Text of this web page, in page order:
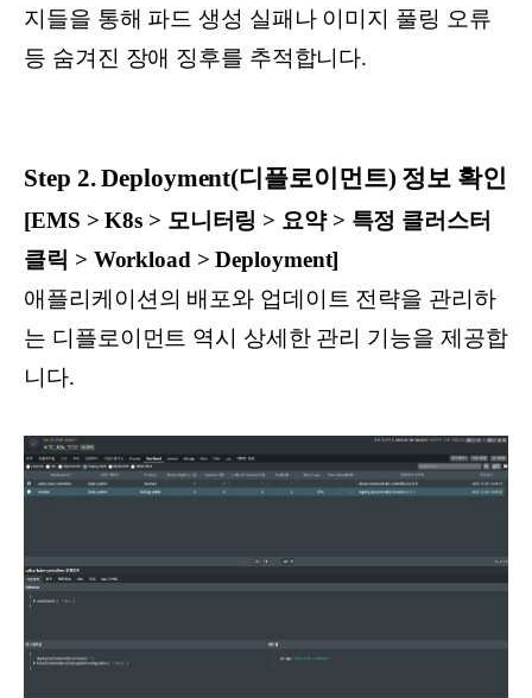
지들을 통해 파드 생성 실패나 이미지 풀링 오류
등 숨겨진 장애 징후를 추적합니다.
Step 2. Deployment(디플로이먼트) 정보 확인
[EMS > K8s > 모니터링 > 요약 > 특정 클러스터
클릭 > Workload > Deployment]
애플리케이션의 배포와 업데이트 전략을 관리하
는 디플로이먼트 역시 상세한 관리 기능을 제공합
니다.